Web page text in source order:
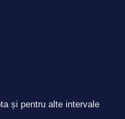
și pentru alte intervale